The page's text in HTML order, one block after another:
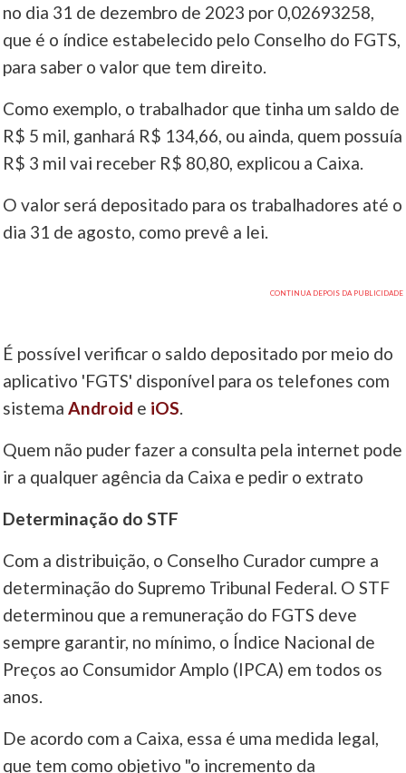
no dia 31 de dezembro de 2023 por 0,02693258,
que é o índice estabelecido pelo Conselho do FGTS,
para saber o valor que tem direito.
Como exemplo, o trabalhador que tinha um saldo de
R$ 5 mil, ganhará R$ 134,66, ou ainda, quem possuía
R$ 3 mil vai receber R$ 80,80, explicou a Caixa.
O valor será depositado para os trabalhadores até o
dia 31 de agosto, como prevê a lei.
É possível verificar o saldo depositado por meio do
aplicativo 'FGTS' disponível para os telefones com
sistemaAndroid e iOS.
Quem não puder fazer a consulta pela internet pode
ir a qualquer agência da Caixa e pedir o extrato
Determinação do STF
Com a distribuição, o Conselho Curador cumpre a
determinação do Supremo Tribunal Federal. O STF
determinou que a remuneração do FGTS deve
sempre garantir, no mínimo, o Índice Nacional de
Preços ao Consumidor Amplo (IPCA) em todos os
anos.
De acordo com a Caixa, essa é uma medida legal,
que tem como objetivo "o incremento da